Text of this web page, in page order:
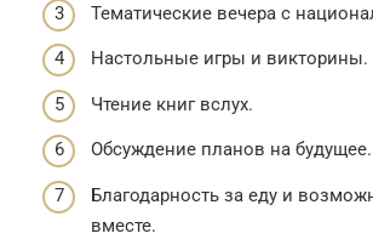
Тематические вечера с
Настольные игры и викторины.
Чтение книг вслух.
Обсуждение планов на будущее.
Благодарность за еду и
вместе.